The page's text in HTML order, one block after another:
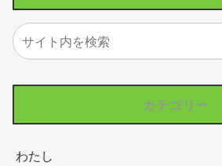
カテゴリー
わたし